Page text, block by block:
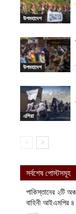
উপমহাদেশ
উপমহাদেশ
এশিয়া
সর্বশেষ পোস্টসমূহ
পাকিস্তানের ২টি
বাহিনী আইএমপির